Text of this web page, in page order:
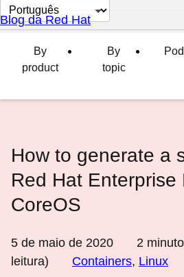
Selecionar
idioma
Blog da Red Hat
By
product
By
topic
How to generate a
Red Hat Enterprise
CoreOS
5 de maio de 2020 2
leitura)
Containers, Linux